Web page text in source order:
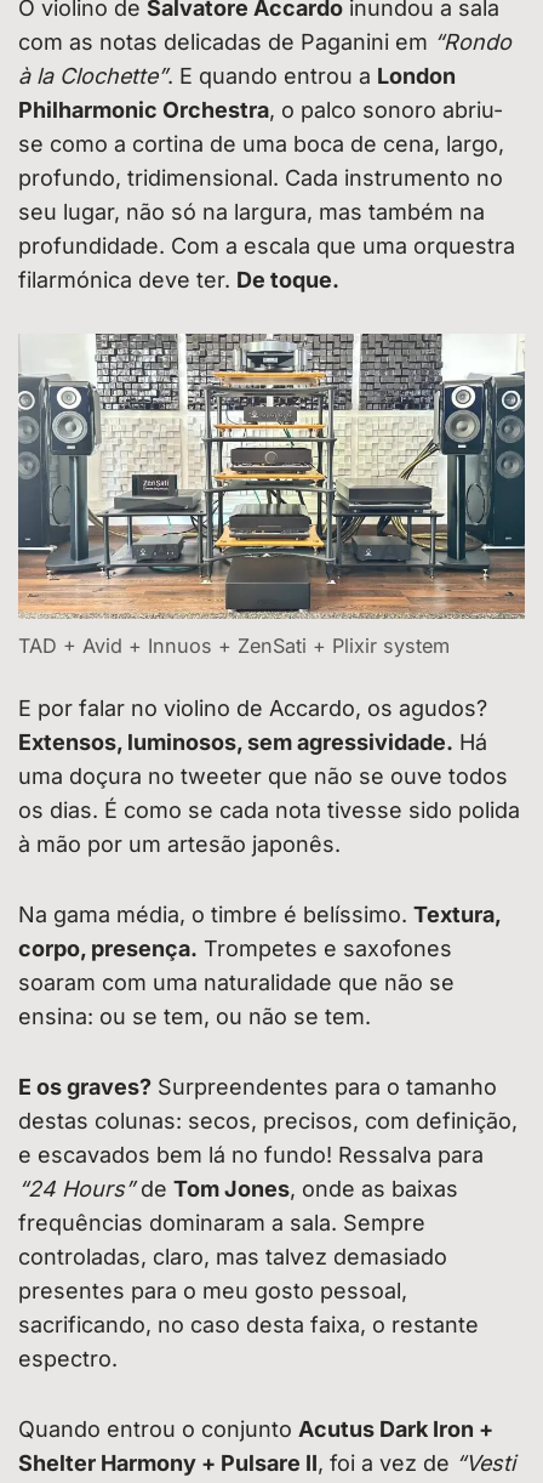
O violino de Salvatore Accardo inundou a sala
com as notas delicadas de Paganini em “Rondo
à la Clochette”. E quando entrou a London
Philharmonic Orchestra, o palco sonoro abriu-
se como a cortina de uma boca de cena, largo,
profundo, tridimensional. Cada instrumento no
seu lugar, não só na largura, mas também na
profundidade. Com a escala que uma orquestra
filarmónica deve ter. De toque.
TAD + Avid + Innuos + ZenSati + Plixir system
E por falar no violino de Accardo, os agudos?
Extensos, luminosos, sem agressividade. Há
uma doçura no tweeter que não se ouve todos
os dias. É como se cada nota tivesse sido polida
à mão por um artesão japonês.
Na gama média, o timbre é belíssimo. Textura,
corpo, presença. Trompetes e saxofones
soaram com uma naturalidade que não se
ensina: ou se tem, ou não se tem.
E os graves? Surpreendentes para o tamanho
destas colunas: secos, precisos, com definição,
e escavados bem lá no fundo! Ressalva para
“24 Hours”de Tom Jones, onde as baixas
frequências dominaram a sala. Sempre
controladas, claro, mas talvez demasiado
presentes para o meu gosto pessoal,
sacrificando, no caso desta faixa, o restante
espectro.
Quando entrou o conjunto Acutus Dark Iron +
Shelter Harmony + Pulsare II, foi a vez de “Vesti